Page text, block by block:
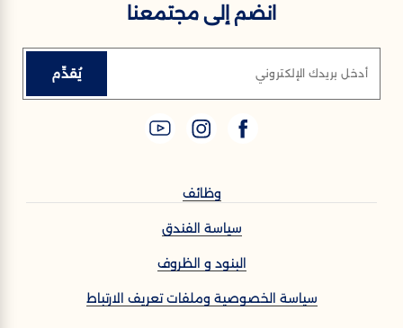
انضم إلى مجتمعنا
أدخل بريدك الإلكتروني يُقدِّم
وظائف
سياسة الفندق
البنود و الظروف
سياسة الخصوصية وملفات تعريف الارتباط